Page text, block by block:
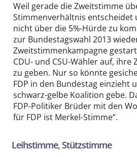
Weil gerade die Zweitstimme
Stimmenverhältnis entscheidet
nicht über die 5%-Hürde zu
zur Bundestagswahl 2013
Zweitstimmenkampagne
CDU- und CSU-Wähler auf, ihre
zu geben. Nur so könnte
FDP in den Bundestag einzieht
schwarz-gelbe Koalition gebe.
FDP-Politiker Brüder mit den
für FDP ist Merkel-Stimme“.
Leihstimme, Stützstimme